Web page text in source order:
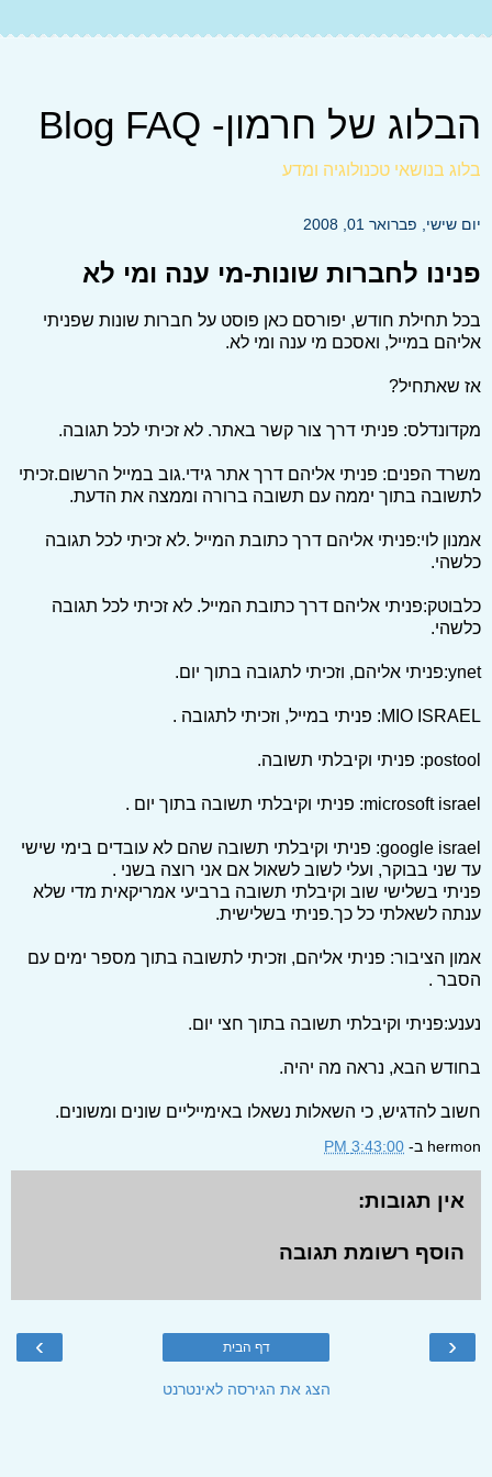
הבלוג של חרמון- Blog FAQ
בלוג בנושאי טכנולוגיה ומדע
יום שישי, פברואר 01, 2008
פנינו לחברות שונות-מי ענה ומי לא
בכל תחילת חודש, יפורסם כאן פוסט על חברות שונות שפניתי
אליהם במייל, ואסכם מי ענה ומי לא.
אז שאתחיל?
מקדונדלס: פניתי דרך צור קשר באתר. לא זכיתי לכל תגובה.
משרד הפנים: פניתי אליהם דרך אתר גידי.גוב במייל הרשום.זכיתי
לתשובה בתוך יממה עם תשובה ברורה וממצה את הדעת.
אמנון לוי:פניתי אליהם דרך כתובת המייל .לא זכיתי לכל תגובה
כלשהי.
כלבוטק:פניתי אליהם דרך כתובת המייל. לא זכיתי לכל תגובה
כלשהי.
ynet:פניתי אליהם, וזכיתי לתגובה בתוך יום.
MIO ISRAEL: פניתי במייל, וזכיתי לתגובה .
postool: פניתי וקיבלתי תשובה.
microsoft israel: פניתי וקיבלתי תשובה בתוך יום .
google israel: פניתי וקיבלתי תשובה שהם לא עובדים בימי שישי
עד שני בבוקר, ועלי לשוב לשאול אם אני רוצה בשני .
פניתי בשלישי שוב וקיבלתי תשובה ברביעי אמריקאית מדי שלא
ענתה לשאלתי כל כך.פניתי בשלישית.
אמון הציבור: פניתי אליהם, וזכיתי לתשובה בתוך מספר ימים עם
הסבר .
נענע:פניתי וקיבלתי תשובה בתוך חצי יום.
בחודש הבא, נראה מה יהיה.
חשוב להדגיש, כי השאלות נשאלו באימייליים שונים ומשונים.
hermon ב- 3:43:00 PM
אין תגובות:
הוסף רשומת תגובה
‹
› דף הבית
הצג את הגירסה לאינטרנט